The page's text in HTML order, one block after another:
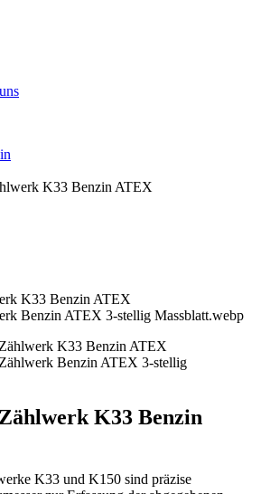
K33 Benzin ATEX
K33 Benzin
K33 und K150 sind präzise